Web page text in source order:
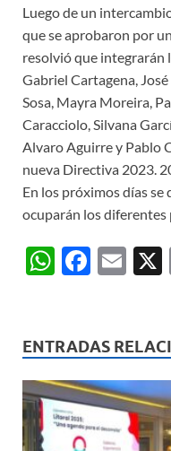
Luego de un
que se aprobaron por
resolvió que integrarán
Gabriel Cartagena,
Sosa, Mayra Moreira,
Caracciolo, Silvana
Alvaro Aguirre y Pablo
nueva Directiva 2023.
En los próximos días
ocuparán los diferentes
W
s
A
p
p
F
b
o
o
k
E
ENTRADAS